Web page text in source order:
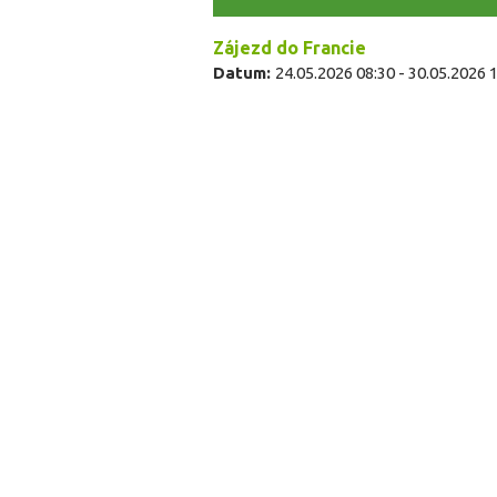
Zájezd do Francie
Datum: 24.05.2026 08:30 - 30.05.2026